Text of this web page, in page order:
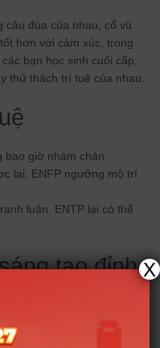
đùa của nhau, cổ vũ
hơn với cảm xúc, trong
bạn học sinh cuối cấp,
thử thách trí tuệ của nhau.
giờ nhàm chán.
lại, ENFP ngưỡng mộ trí
luận. ENTP lại có thể
tạo đỉnh
“cỗ máy ý tưởng”. Tuy
X